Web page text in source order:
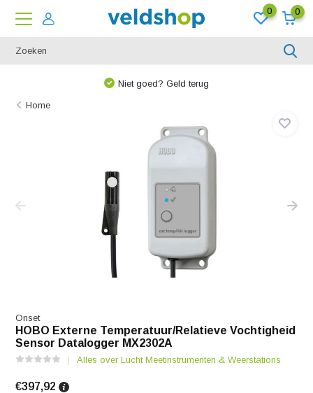
0 0
Niet goed? Geld terug
Home
Onset
HOBO Externe Temperatuur/Relatieve Vochtigheid
Sensor Datalogger MX2302A
Alles over Lucht Meetinstrumenten & Weerstations
€397,92